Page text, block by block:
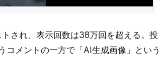
され、表示回数は38万回を超える。投
コメントの一方で「AI生成画像」という